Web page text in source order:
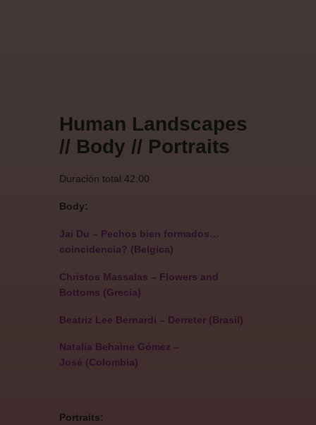
Human Landscapes
// Body // Portraits
Duración total 42:00
Body:
Jai Du – Pechos bien formados…
coincidencia? (Belgica)
Christos Massalas – Flowers and
Bottoms (Grecia)
Beatriz Lee Bernardi – Derreter (Brasil)
Natalia Behaine Gómez –
José (Colombia)
Portraits: